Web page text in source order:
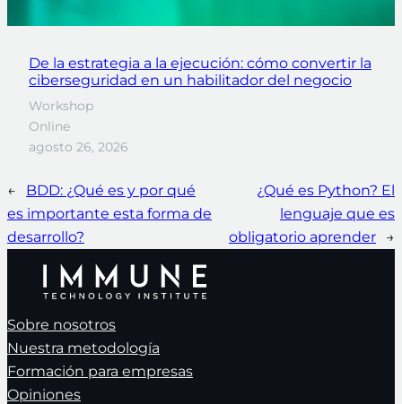
De la estrategia a la ejecución: cómo convertir la
ciberseguridad en un habilitador del negocio
Workshop
Online
agosto 26, 2026
←
BDD: ¿Qué es y por qué
es importante esta forma de
desarrollo?
¿Qué es Python? El
lenguaje que es
obligatorio aprender
→
Sobre nosotros
Nuestra metodología
Formación para empresas
Opiniones